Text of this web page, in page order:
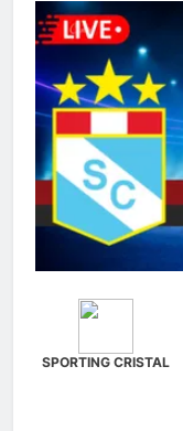
SPORTING CRISTAL